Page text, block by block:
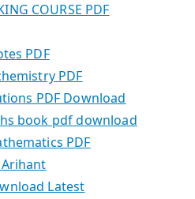
COURSE PDF
PDF
PDF
PDF Download
book pdf download
PDF
Latest